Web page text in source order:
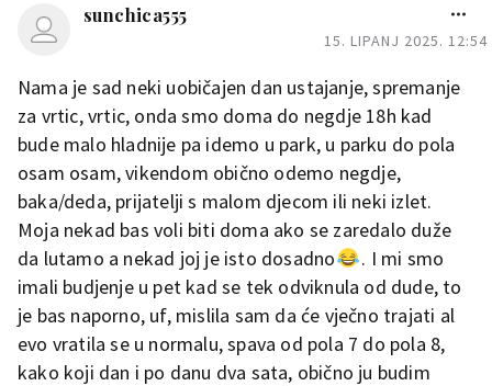
sunchica555
15. LIPANJ 2025. 12:54
Nama je sad neki uobičajen dan ustajanje, spremanje
za vrtic, vrtic, onda smo doma do negdje 18h kad
bude malo hladnije pa idemo u park, u parku do pola
osam osam, vikendom obično odemo negdje,
baka/deda, prijatelji s malom djecom ili neki izlet.
Moja nekad bas voli biti doma ako se zaredalo duže
da lutamo a nekad joj je isto dosadno
. I mi smo
imali budjenje u pet kad se tek odviknula od dude, to
je bas naporno, uf, mislila sam da će vječno trajati al
evo vratila se u normalu, spava od pola 7 do pola 8,
kako koji dan i po danu dva sata, obično ju budim